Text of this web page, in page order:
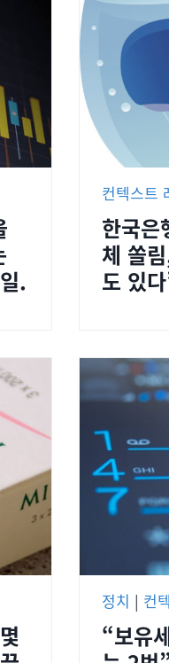
.
컨텍스트
한국은
체 쏠
도 있
정치 | 컨
“보유